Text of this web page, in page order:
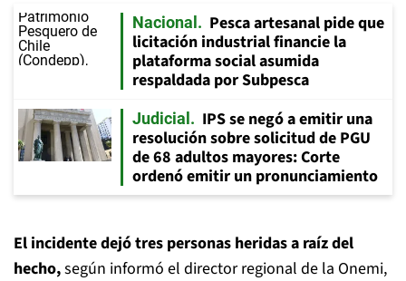
Nacional
Pesca artesanal pide que
licitación industrial financie la
plataforma social asumida
respaldada por Subpesca
Judicial
IPS se negó a emitir una
resolución sobre solicitud de PGU
de 68 adultos mayores: Corte
ordenó emitir un pronunciamiento
El incidente dejó tres personas heridas a raíz del
hecho,según informó el director regional de la Onemi,